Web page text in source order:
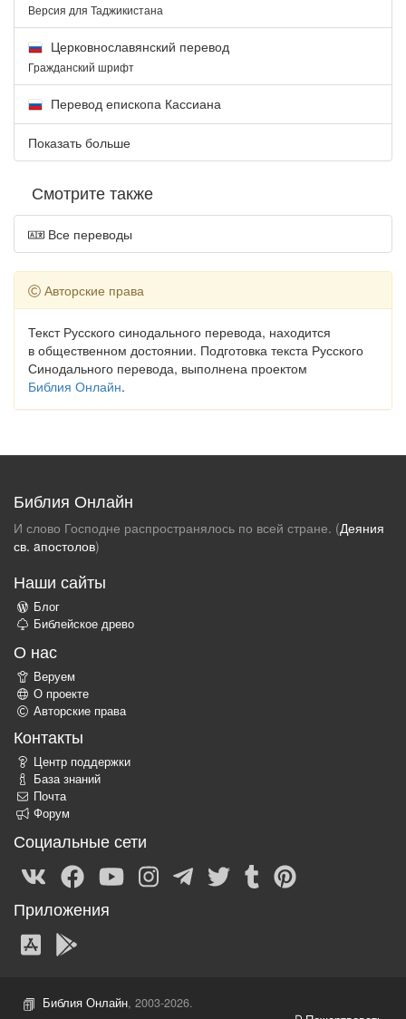
Версия для Таджикистана
Церковнославянский перевод
Гражданский шрифт
Перевод епископа Кассиана
Показать больше
Смотрите также
Все переводы
Авторские права
Текст Русского синодального перевода, находится
в общественном достоянии. Подготовка текста Русского
Синодального перевода, выполнена проектом
Библия Онлайн.
Библия Онлайн
И слово Господне распространялось по всей стране. (Деяния
св. aпостолов)
Наши сайты
Блог
Библейское древо
О нас
Веруем
О проекте
Авторские права
Контакты
Центр поддержки
База знаний
Почта
Форум
Социальные сети
Приложения
Библия Онлайн, 2003-2026.